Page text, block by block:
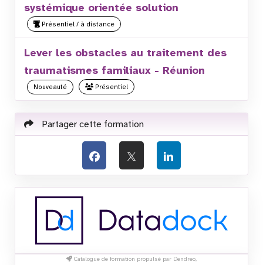
systémique orientée solution
Présentiel / à distance
Lever les obstacles au traitement des
traumatismes familiaux - Réunion
Nouveauté Présentiel
Partager cette formation
Catalogue de formation propulsé par Dendreo,